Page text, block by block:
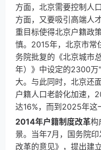
方面，北京需要控制人
方面，又要吸引高端人
重目标使得北京户籍政
慎。2015年，北京市常
务院批复的《北京城市
年）》中设定的2300万
大。与此同时，北京
户籍人口老龄化加速，
达16%，而到2025年这
2014年户籍制度改革构
景。当年7月，国务院
改革的意见》，提出建